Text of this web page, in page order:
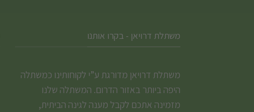
משתלת דרויאן - בקרו אותנו
משתלת דרויאן מדורגת ע”י לקוחותינו כמשתלה
היפה ביותר באזור הדרום. המשתלה שלנו
מזמינה אתכם לקבל מענה לגינה הביתית,